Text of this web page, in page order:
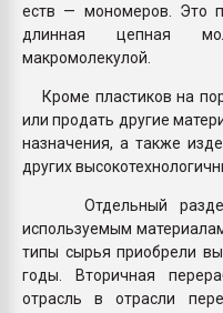
еств — мономеров. Это
длинная цепная
макромолекулой.
Кроме пластиков на
или продать другие
назначения, а также
других
Отдельный раздел
используемым
типы сырья приобрели
годы. Вторичная
отрасль в отрасли